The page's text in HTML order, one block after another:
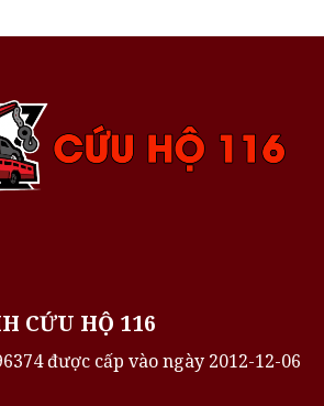
CỨU HỘ 116
được cấp vào ngày 2012-12-06